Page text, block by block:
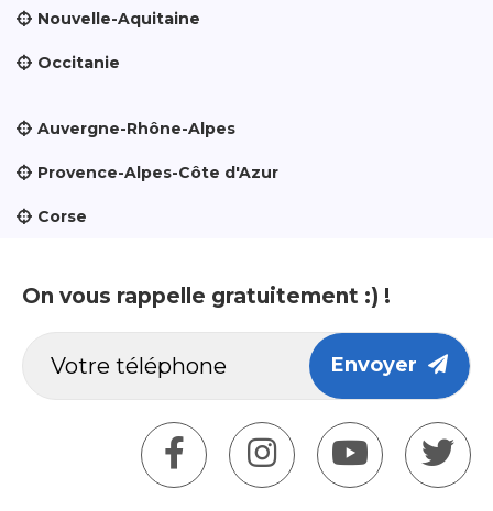
Nouvelle-Aquitaine
Occitanie
Auvergne-Rhône-Alpes
Provence-Alpes-Côte d'Azur
Corse
On vous rappelle gratuitement :) !
Envoyer